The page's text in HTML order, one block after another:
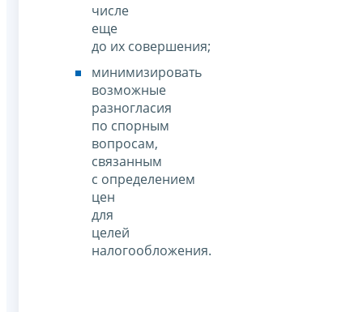
числе
еще
до их совершения;
минимизировать
возможные
разногласия
по спорным
вопросам,
связанным
с определением
цен
для
целей
налогообложения.